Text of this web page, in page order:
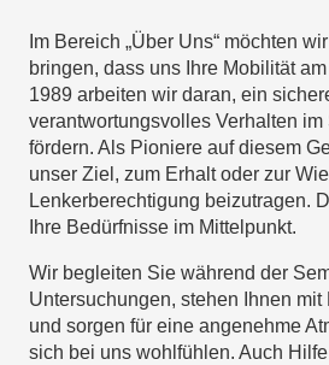
Im Bereich „Über Uns“ möchten
bringen, dass uns Ihre Mobilität
1989 arbeiten wir daran, ein
verantwortungsvolles Verhalten
fördern. Als Pioniere auf diesem
unser Ziel, zum Erhalt oder zur
Lenkerberechtigung beizutragen.
Ihre Bedürfnisse im Mittelpunkt.
Wir begleiten Sie während der
Untersuchungen, stehen Ihnen mit
und sorgen für eine angenehme
sich bei uns wohlfühlen. Auch